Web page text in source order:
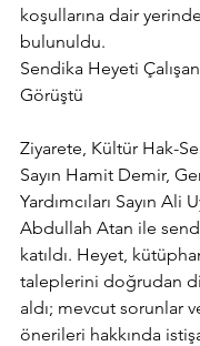
koşullarına dair
bulunuldu.
Sendika Heyeti
Görüştü
Ziyarete, Kültür Hak-
Sayın Hamit Demir,
Yardımcıları Sayın Ali
Abdullah Atan ile
katıldı. Heyet,
taleplerini doğrudan
aldı; mevcut sorunlar
önerileri hakkında